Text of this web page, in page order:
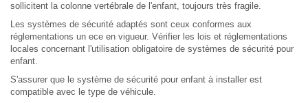
sollicitent la colonne vertébrale de l'enfant, toujours très fragile.
Les systèmes de sécurité adaptés sont ceux conformes aux
réglementations un ece en vigueur. Vérifier les lois et réglementations
locales concernant l'utilisation obligatoire de systèmes de sécurité pour
enfant.
S'assurer que le système de sécurité pour enfant à installer est
compatible avec le type de véhicule.